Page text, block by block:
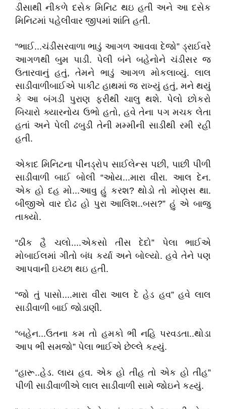
ડીસાથી નીકળે દસેક મિનિટ થઇ હતી અને આ દસેક
મિનિટમાં પહેલીવાર જીપમાં શાંતિ હતી.
“ભાઈ...ચંડીસરવાળા ભાડું આગળ આવવા દેજો” ડ્રાઈવરે
આગળથી બુમ પાડી. પેલી બંને બહેનોને ચંડીસર જ
ઉતારવાનું હતું, તેમને ભાડું આગળ મોકલાવ્યું. લાલ
સાડીવાળીબાઈએ પાકીટ હાથમાં જ રાખ્યું હતું, મને થયું
કે આ બંગડી પુરાણ ફરીથી ચાલુ થશે. પેલો છોકરો
બિચારો ક્યારનોય ઉભો હતો, હવે તેના પગ મચક લેતા
હતાં અને પેલી ઢબુડી તેની મમ્મીની સાડીથી રમી રહી
હતી.
એકાદ મિનિટના પીનડ્રોપ સાઈલેન્સ પછી, પાછી પીળી
સાડીવાળી બાઈ બોલી “ઓય...મારા વીરા. આલ દેન.
એક હો દહ મો...આવુ હું કરશ? થોડો તો મોણસ થા.
બીજીએ વાર દોઢ હો પુરા આલિશ..બસ?” હું એ બાજુ
તાક્યો.
“ઠીક હૈ ચલો....એકસો તીસ દેદો” પેલા ભાઈએ
મોબાઈલમાં ગીતો બંધ કર્યા અને બોલ્યો. હવે તેને પણ
આપવાની ઇચ્છા થઇ હતી.
“જો તું પાસો....મારા વીરા આલ દે હેડ હવ” હવે લાલ
સાડીવાળી બાઈ જોડાણી.
“બહેન...ઉતના કમ તો હમકો ભી નહિ પરવડતા..થોડા
આપ ભી સમજો” પેલા ભાઈએ છેલ્લે કહ્યું.
“હારૂ..હેડ. લાય હવ. એક હો તીહ તો એક હો તીહ”
પીળી સાડીવાળીએ લાલ સાડીવાળી સામે જોઇને કહ્યું.